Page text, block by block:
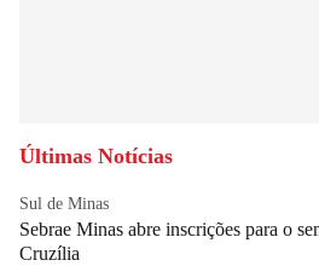
Últimas Notícias
Sul de Minas
Sebrae Minas abre inscrições para o
Cruzília